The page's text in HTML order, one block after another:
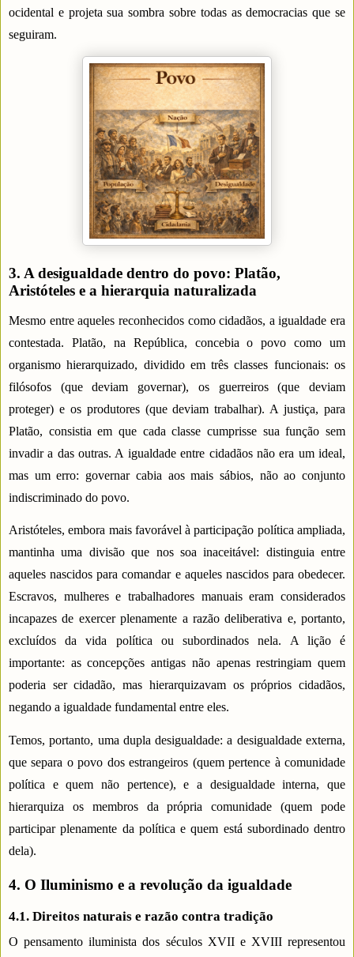
ocidental e projeta sua sombra sobre todas as democracias que se
seguiram.
3. A desigualdade dentro do povo: Platão,
Aristóteles e a hierarquia naturalizada
Mesmo entre aqueles reconhecidos como cidadãos, a igualdade era
contestada. Platão, na República, concebia o povo como um
organismo hierarquizado, dividido em três classes funcionais: os
filósofos (que deviam governar), os guerreiros (que deviam
proteger) e os produtores (que deviam trabalhar). A justiça, para
Platão, consistia em que cada classe cumprisse sua função sem
invadir a das outras. A igualdade entre cidadãos não era um ideal,
mas um erro: governar cabia aos mais sábios, não ao conjunto
indiscriminado do povo.
Aristóteles, embora mais favorável à participação política ampliada,
mantinha uma divisão que nos soa inaceitável: distinguia entre
aqueles nascidos para comandar e aqueles nascidos para obedecer.
Escravos, mulheres e trabalhadores manuais eram considerados
incapazes de exercer plenamente a razão deliberativa e, portanto,
excluídos da vida política ou subordinados nela. A lição é
importante: as concepções antigas não apenas restringiam quem
poderia ser cidadão, mas hierarquizavam os próprios cidadãos,
negando a igualdade fundamental entre eles.
Temos, portanto, uma dupla desigualdade: a desigualdade externa,
que separa o povo dos estrangeiros (quem pertence à comunidade
política e quem não pertence), e a desigualdade interna, que
hierarquiza os membros da própria comunidade (quem pode
participar plenamente da política e quem está subordinado dentro
dela).
4. O Iluminismo e a revolução da igualdade
4.1. Direitos naturais e razão contra tradição
O pensamento iluminista dos séculos XVII e XVIII representou